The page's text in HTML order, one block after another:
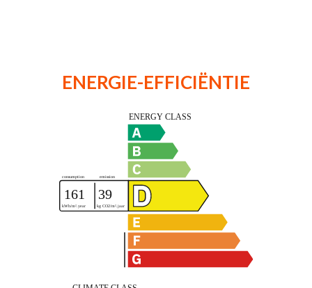
ENERGIE-EFFICIËNTIE